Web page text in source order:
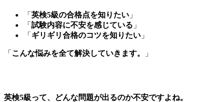
「 英検5級の合格点を知りたい 」
「 試験内容に不安を感じている 」
「 ギリギリ合格のコツを知りたい 」
「 こんな悩みを全て解決していきます。 」
英検5級って、どんな問題が出るのか不安ですよね。